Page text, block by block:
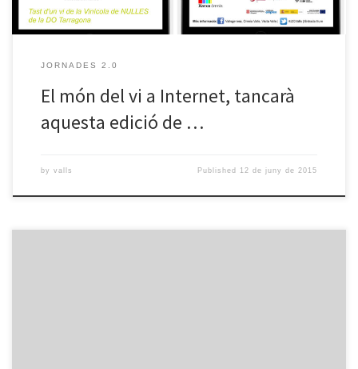
JORNADES 2.0
El món del vi a Internet, tancarà
aquesta edició de …
by valls Published 12 de juny de 2015